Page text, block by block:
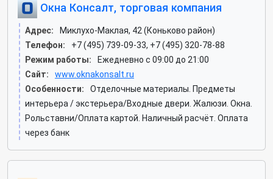
Окна Консалт, торговая компания
Адрес:
Миклухо-Маклая, 42 (Коньково район)
Телефон:
+7 (495) 739-09-33, +7 (495) 320-78-88
Режим работы:
Ежедневно с 09:00 до 21:00
Сайт:
www.oknakonsalt.ru
Особенности:
Отделочные материалы. Предметы
интерьера / экстерьера/Входные двери. Жалюзи. Окна.
Рольставни/Оплата картой. Наличный расчёт. Оплата
через банк